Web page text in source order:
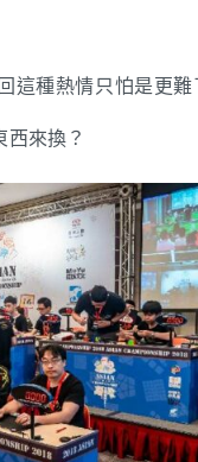
這種熱情只怕是更難
西來換？